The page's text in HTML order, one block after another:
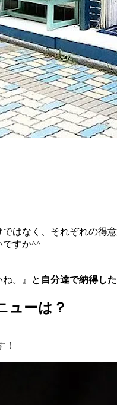
はなく、それぞれの得
ですか^^
。』と 自分達で納得し
ューは？